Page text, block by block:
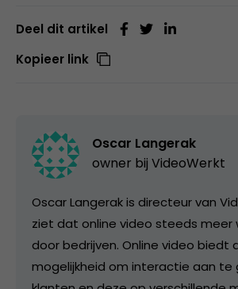
Deel dit artikel
Kopieer link
Oscar Langerak
owner bij VideoWerkt
Oscar Langerak is directeur van
ziet dat online video steeds meer
door bedrijven. Online video biedt
mogelijkheid om interactie aan te